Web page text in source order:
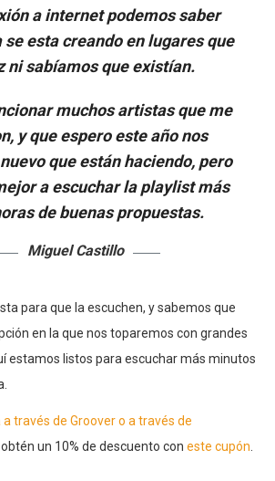
a internet podemos saber
se esta creando en lugares que
ni sabíamos que existían.
muchos artistas que me
y que espero este año nos
que están haciendo, pero
a escuchar la playlist más
de buenas propuestas.
Miguel Castillo
para que la escuchen, y sabemos que
en la que nos toparemos con grandes
estamos listos para escuchar más minutos
través de Groovero a través de
un 10% de descuento con este cupón